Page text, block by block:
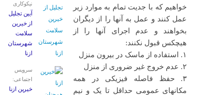
خواهیم که با جدیت تمام به موارد زیر
عمل کنند و عمل به آنها را از دیگران
بخواهند و عدم اجرای آنها را از
هیچکس قبول نکنند:
۱. استفاده از ماسک در بیرون منزل
۲. عدم خروج غیر ضروری از منزل
۳. حفظ فاصله فیزیکی در همه
مکانهای عمومی حداقل تا یک و نیم
نیکوکاری
آیین تجلیل
از خیرین
سلامت
شهرستان
ازنا
سرویس
اجتماعی:
خیرین ازنا